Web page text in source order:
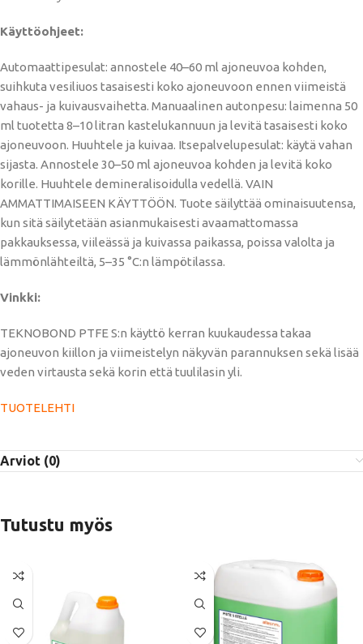
Käyttöohjeet:
Automaattipesulat: annostele 40–60 ml ajoneuvoa kohden,
suihkuta vesiliuos tasaisesti koko ajoneuvoon ennen viimeistä
vahaus- ja kuivausvaihetta. Manuaalinen autonpesu: laimenna 50
ml tuotetta 8–10 litran kastelukannuun ja levitä tasaisesti koko
ajoneuvoon. Huuhtele ja kuivaa. Itsepalvelupesulat: käytä vahan
sijasta. Annostele 30–50 ml ajoneuvoa kohden ja levitä koko
korille. Huuhtele demineralisoidulla vedellä. VAIN
AMMATTIMAISEEN KÄYTTÖÖN. Tuote säilyttää ominaisuutensa,
kun sitä säilytetään asianmukaisesti avaamattomassa
pakkauksessa, viileässä ja kuivassa paikassa, poissa valolta ja
lämmönlähteiltä, ​​5–35 °C:n lämpötilassa.
Vinkki:
TEKNOBOND PTFE S:n käyttö kerran kuukaudessa takaa
ajoneuvon kiillon ja viimeistelyn näkyvän parannuksen sekä lisää
veden virtausta sekä korin että tuulilasin yli.
TUOTELEHTI
Arviot (0)
Tutustu myös